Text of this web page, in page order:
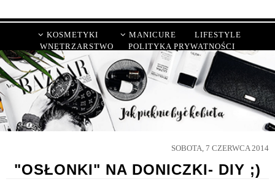
KOSMETYKI MANICURE
LIFESTYLE
WNĘTRZARSTWO
POLITYKA PRYWATNOŚCI
SOBOTA, 7 CZERWCA 2014
"OSŁONKI" NA DONICZKI- DIY ;)